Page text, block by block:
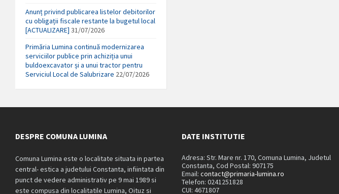
Anunț privind publicarea listelor debitorilor
cu obligații fiscale restante la bugetul local
[ACTUALIZARE] 31/07/2026
Primăria Lumina continuă modernizarea
serviciilor publice prin achiziția unui
buldoexcavator și a unui tractor pentru
Serviciul Local de Salubrizare 22/07/2026
DESPRE COMUNA LUMINA
Comuna Lumina este o localitate situata in partea
central- estica a judetului Constanta, infiintata din
punct de vedere administrativ pe 9 mai 1989 si
este compusa din localitatile Lumina, Oituz si
DATE INSTITUTIE
Adresa: Str. Mare nr. 170, Comuna Lumina, Judetul
Constanta, Cod Postal: 907175
Email:contact@primaria-lumina.ro
Telefon: 0241251828
CUI: 4671807